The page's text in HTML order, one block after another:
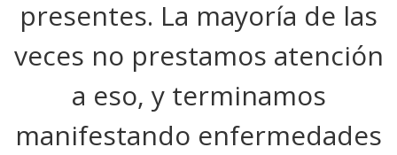
presentes. La mayoría de las
veces no prestamos atención
a eso, y terminamos
manifestando enfermedades